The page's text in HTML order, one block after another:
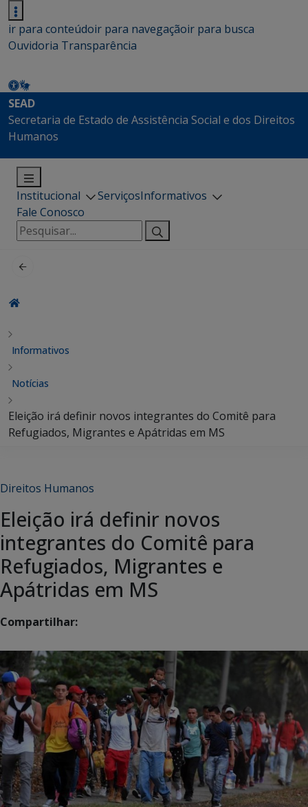
ir para conteúdoir para navegaçãoir para busca
Ouvidoria Transparência
SEAD
Secretaria de Estado de Assistência Social e dos Direitos
Humanos
Institucional ServiçosInformativos
Fale Conosco
Pesquisar
por:
Informativos
Notícias
Eleição irá definir novos integrantes do Comitê para
Refugiados, Migrantes e Apátridas em MS
Direitos Humanos
Eleição irá definir novos
integrantes do Comitê para
Refugiados, Migrantes e
Apátridas em MS
Compartilhar: